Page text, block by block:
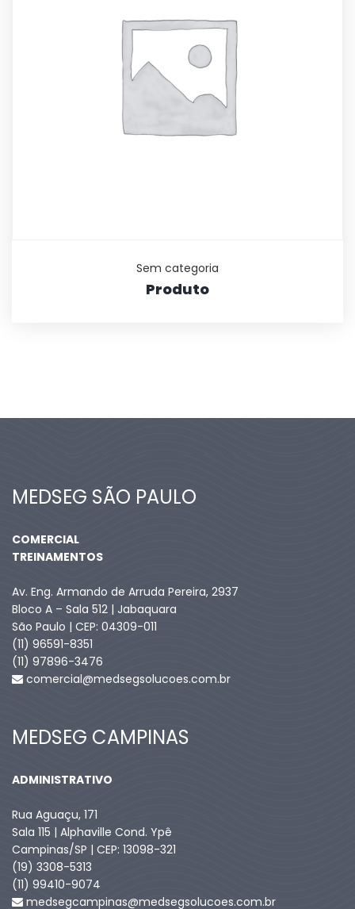
Sem categoria
Produto
MEDSEG SÃO PAULO
COMERCIAL
TREINAMENTOS
Av. Eng. Armando de Arruda Pereira, 2937
Bloco A – Sala 512 | Jabaquara
São Paulo | CEP: 04309-011
(11) 96591-8351
(11) 97896-3476
comercial@medsegsolucoes.com.br
MEDSEG CAMPINAS
ADMINISTRATIVO
Rua Aguaçu, 171
Sala 115 | Alphaville Cond. Ypê
Campinas/SP | CEP: 13098-321
(19) 3308-5313
(11) 99410-9074​
medsegcampinas@medsegsolucoes.com.br